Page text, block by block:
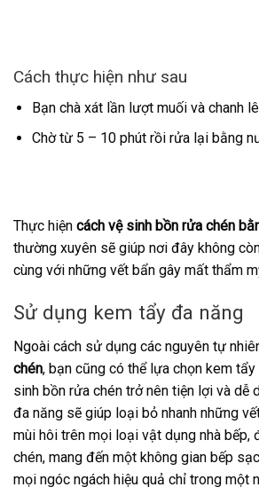
Cách thực hiện như sau
Bạn chà xát lần lượt muối và chanh
Chờ từ 5 – 10 phút rồi rửa lại bằng
Thực hiện cách vệ sinh bồn rửa chén
thường xuyên sẽ giúp nơi đây không
cùng với những vết bẩn gây mất thẩm
Sử dụng kem tẩy đa năng
Ngoài cách sử dụng các nguyên tự
chén, bạn cũng có thể lựa chọn kem
sinh bồn rửa chén trở nên tiện lợi và dễ
đa năng sẽ giúp loại bỏ nhanh những
mùi hôi trên mọi loại vật dụng nhà bếp,
chén, mang đến một không gian bếp
mọi ngóc ngách hiệu quả chỉ trong một